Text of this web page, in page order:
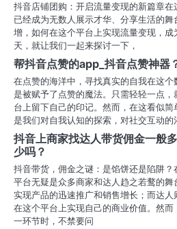
抖音店铺团购：开启流量变现的新篇章
已经成为无数人展示才华、分享生活的
增，如何在这个平台上实现流量变现，
天，就让我们一起来探讨一下，
帮抖音点赞的app_抖音点赞神器
在点赞的海洋中，寻找真实的自我在这
是被赋予了点赞的魔法。只需轻轻一点
台上留下自己的印记。然而，在这看似
是我们对自我认知的探索，对社交互动
抖音上商家找达人带货佣金一般
少吗？
抖音带货，佣金之谜：是馅饼还是陷阱
平台无疑是众多商家和达人趋之若鹜的舞
实现产品的迅速推广和销售增长；而达
在这个平台上实现自己的商业价值。然
一环节时，不禁要问